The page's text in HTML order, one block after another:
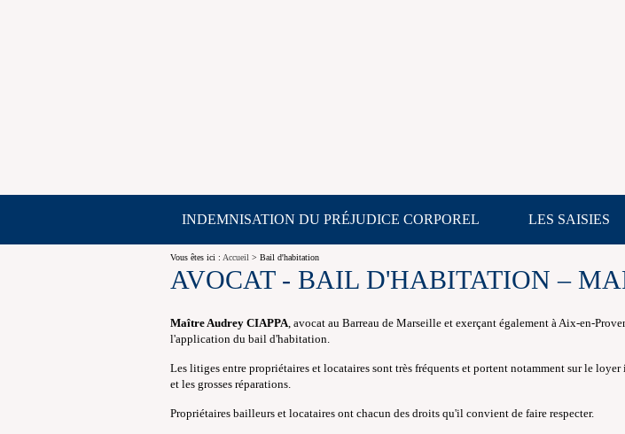
INDEMNISATION DU PRÉJUDICE CORPOREL LES SAISIES
AVOCAT - BAIL D'HABITATION –
Vous êtes ici : Accueil > Bail d'habitation
Maître Audrey CIAPPA, avocat au Barreau de Marseille et exerçant également à Aix-en-
l'application du bail d'habitation.
Les litiges entre propriétaires et locataires sont très fréquents et portent notamment sur le
et les grosses réparations.
Propriétaires bailleurs et locataires ont chacun des droits qu'il convient de faire respecter.